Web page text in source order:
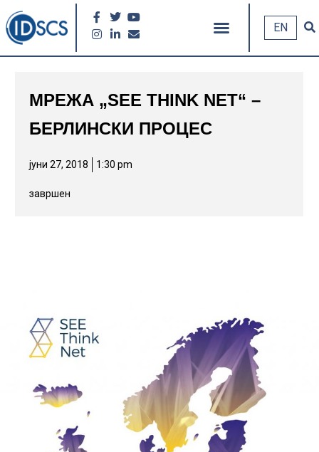
EN
МРЕЖА „SEE THINK NET“ –
БЕРЛИНСКИ ПРОЦЕС
јуни 27, 2018 1:30 pm
завршен